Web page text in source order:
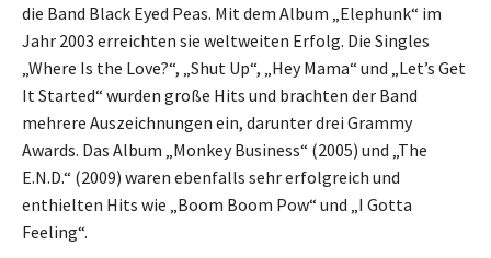
die Band Black Eyed Peas. Mit dem Album „Elephunk“ im
Jahr 2003 erreichten sie weltweiten Erfolg. Die Singles
„Where Is the Love?“, „Shut Up“, „Hey Mama“ und „Let’s Get
It Started“ wurden große Hits und brachten der Band
mehrere Auszeichnungen ein, darunter drei Grammy
Awards. Das Album „Monkey Business“ (2005) und „The
E.N.D.“ (2009) waren ebenfalls sehr erfolgreich und
enthielten Hits wie „Boom Boom Pow“ und „I Gotta
Feeling“.